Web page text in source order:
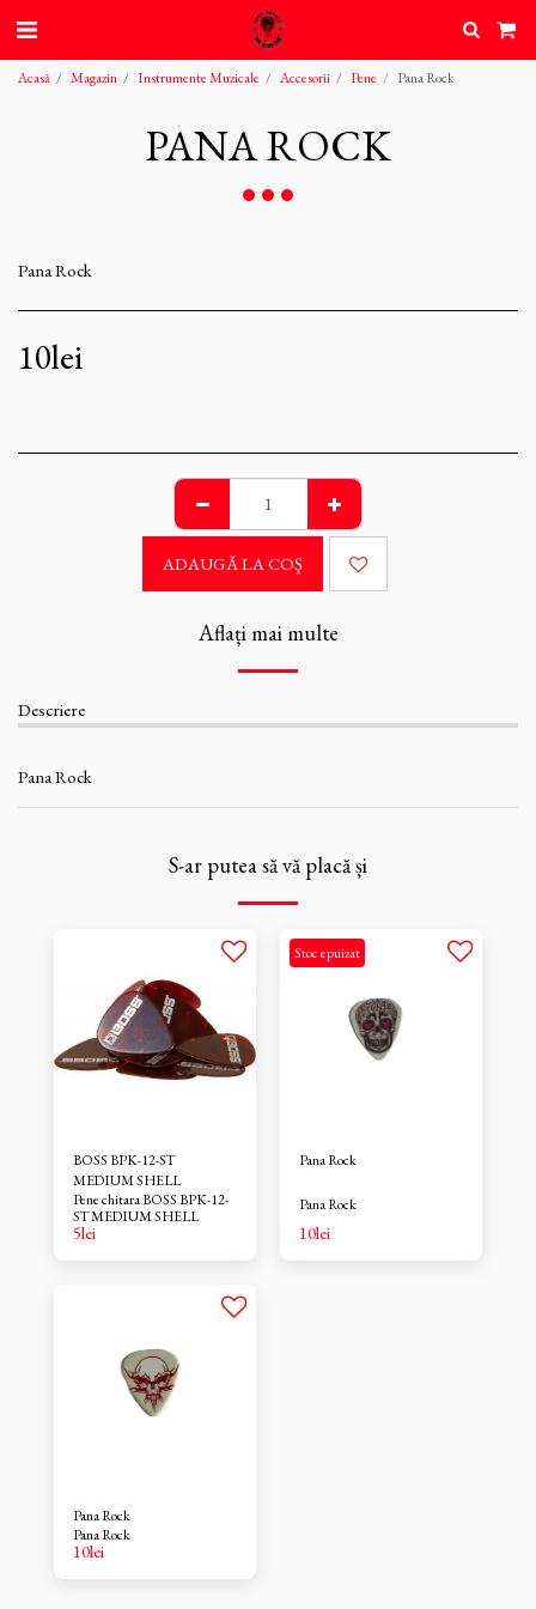
Acasă Magazin Instrumente Muzicale Accesorii Pene Pana Rock
PANA ROCK
Pana Rock
10lei
ADAUGĂ LA COŞ
Aflați mai multe
Descriere
Pana Rock
S-ar putea să vă placă și
BOSS BPK-12-ST
MEDIUM SHELL
Pene chitara BOSS BPK-12-
ST MEDIUM SHELL
5lei
Stoc epuizat
Pana Rock
Pana Rock
10lei
Pana Rock
Pana Rock
10lei